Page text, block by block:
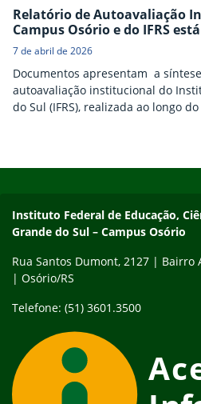
Relatório de Autoavaliação
Campus Osório e do IFRS
7 de abril de 2026
Documentos apresentam a
autoavaliação institucional do
do Sul (IFRS), realizada ao longo
Instituto Federal de Educação,
Instituto Federal de Educação,
Grande do Sul – Campus Osório
Rua Santos Dumont, 2127 | Bairro
| Osório/RS
Telefone: (51) 3601.3500